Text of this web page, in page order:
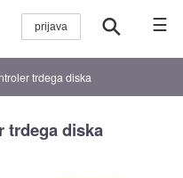
☰
trdega diska
trdega diska